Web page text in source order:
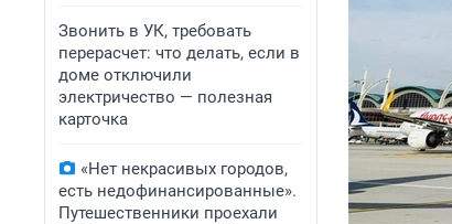
Звонить в УК, требовать
перерасчет: что делать, если в
доме отключили
электричество — полезная
карточка
«Нет некрасивых городов,
есть недофинансированные».
Путешественники проехали